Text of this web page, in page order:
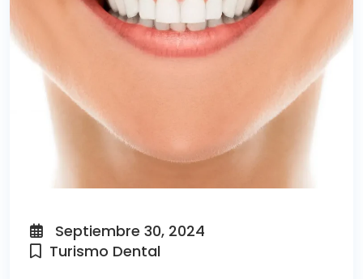
Septiembre 30, 2024
Turismo Dental